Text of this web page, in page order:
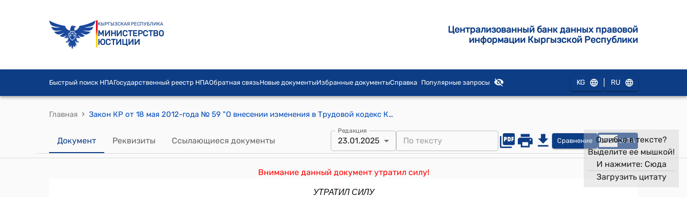
КЫРГЫЗСКАЯ РЕСПУБЛИКА
МИНИСТЕРСТВО
ЮСТИЦИИ
Централизованный банк данных правовой
информации Кыргызской Республики
Быстрый поиск НПАГосударственный реестр НПАОбратная связьНовые документыИзбранные документыСправка Популярные запросы KG RU
Главная › Закон КР от 18 мая 2012-года № 59 "О внесении изменения в Трудовой кодекс Кыргызской Республики"
Документ Реквизиты Ссылающиеся документы
Редакция
23.01.2025 Сравнение OPEN DATA
Внимание данный документ утратил силу!
Ошибка в тексте?
Выделите ее мышкой!
И нажмите: Сюда
Загрузить цитату